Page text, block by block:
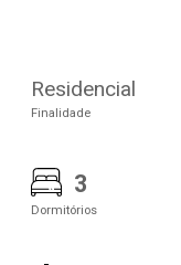
Residencial
Finalidade
3
Dormitórios